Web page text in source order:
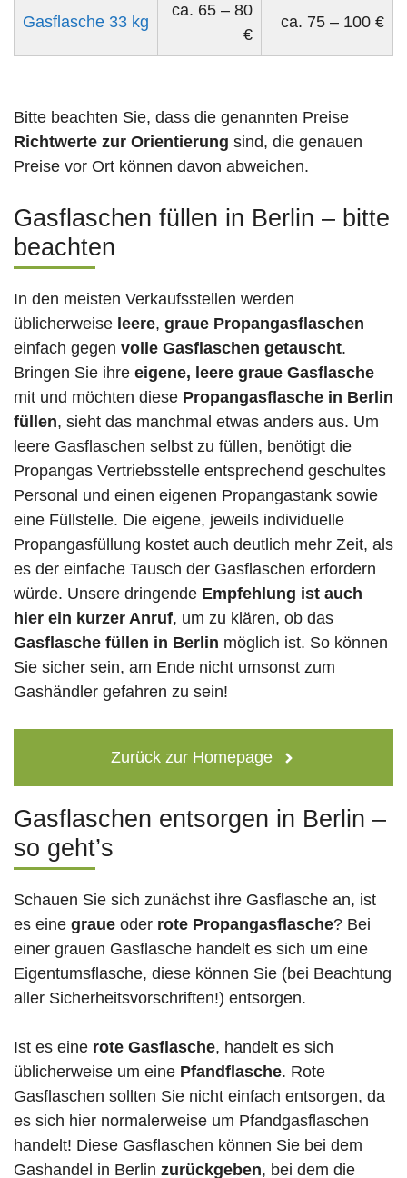
Gasflasche 33 kg
ca. 65 – 80
€
ca. 75 – 100 €
Bitte beachten Sie, dass die genannten Preise
Richtwerte zur Orientierung sind, die genauen
Preise vor Ort können davon abweichen.
Gasflaschen füllen in Berlin – bitte
beachten
In den meisten Verkaufsstellen werden
üblicherweise leere, graue Propangasflaschen
einfach gegen volle Gasflaschen getauscht.
Bringen Sie ihre eigene, leere graue Gasflasche
mit und möchten diese Propangasflasche in Berlin
füllen, sieht das manchmal etwas anders aus. Um
leere Gasflaschen selbst zu füllen, benötigt die
Propangas Vertriebsstelle entsprechend geschultes
Personal und einen eigenen Propangastank sowie
eine Füllstelle. Die eigene, jeweils individuelle
Propangasfüllung kostet auch deutlich mehr Zeit, als
es der einfache Tausch der Gasflaschen erfordern
würde. Unsere dringende Empfehlung ist auch
hier ein kurzer Anruf, um zu klären, ob das
Gasflasche füllen in Berlin möglich ist. So können
Sie sicher sein, am Ende nicht umsonst zum
Gashändler gefahren zu sein!
Zurück zur Homepage
Gasflaschen entsorgen in Berlin –
so geht’s
Schauen Sie sich zunächst ihre Gasflasche an, ist
es eine graue oder rote Propangasflasche? Bei
einer grauen Gasflasche handelt es sich um eine
Eigentumsflasche, diese können Sie (bei Beachtung
aller Sicherheitsvorschriften!) entsorgen.
Ist es eine rote Gasflasche, handelt es sich
üblicherweise um eine Pfandflasche. Rote
Gasflaschen sollten Sie nicht einfach entsorgen, da
es sich hier normalerweise um Pfandgasflaschen
handelt! Diese Gasflaschen können Sie bei dem
Gashandel in Berlin zurückgeben, bei dem die